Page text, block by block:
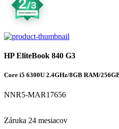
HP EliteBook 840 G3
Core i5 6300U 2.4GHz/8GB RAM/
NNR5-MAR17656
Záruka 24 mesiacov